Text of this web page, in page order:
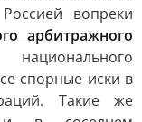
вопреки
арбитражного
спорные иски в
Такие же